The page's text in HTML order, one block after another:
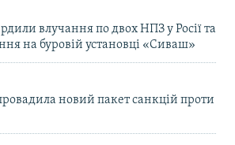
влучання по двох НПЗ у Росії та
на буровій установці «Сиваш»
новий пакет санкцій проти